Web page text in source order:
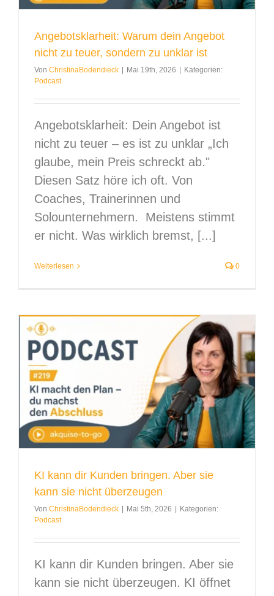
Angebotsklarheit: Warum dein Angebot
nicht zu teuer, sondern zu unklar ist
Von ChristinaBodendieck | Mai 19th, 2026 | Kategorien:
Podcast
Angebotsklarheit: Dein Angebot ist
nicht zu teuer – es ist zu unklar „Ich
glaube, mein Preis schreckt ab."
Diesen Satz höre ich oft. Von
Coaches, Trainerinnen und
Solounternehmern. Meistens stimmt
er nicht. Was wirklich bremst, [...]
Weiterlesen 0
KI kann dir Kunden bringen. Aber sie
kann sie nicht überzeugen
Von ChristinaBodendieck | Mai 5th, 2026 | Kategorien:
Podcast
KI kann dir Kunden bringen. Aber sie
kann sie nicht überzeugen. KI öffnet